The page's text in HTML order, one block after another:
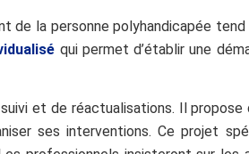
de la personne polyhandicapée
qui permet d’établir une
et de réactualisations. Il
ses interventions. Ce projet